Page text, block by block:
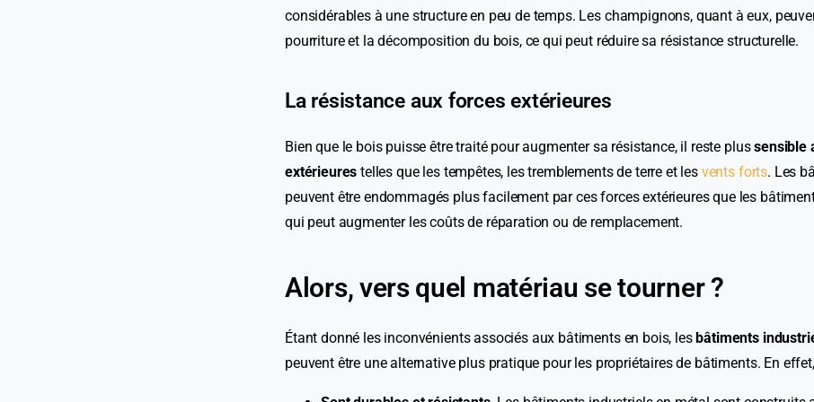
considérables à une structure en peu de temps. Les champignons, quant à eux,
pourriture et la décomposition du bois, ce qui peut réduire sa résistance structurelle.
La résistance aux forces extérieures
Bien que le bois puisse être traité pour augmenter sa résistance, il reste plussensible
extérieures telles que les tempêtes, les tremblements de terre et les vents forts. Les
peuvent être endommagés plus facilement par ces forces extérieures que les
qui peut augmenter les coûts de réparation ou de remplacement.
Alors, vers quel matériau se tourner ?
Étant donné les inconvénients associés aux bâtiments en bois, lesbâtiments
peuvent être une alternative plus pratique pour les propriétaires de bâtiments. En